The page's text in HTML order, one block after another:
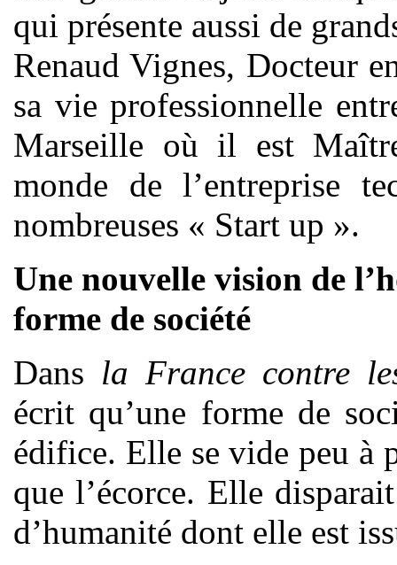
qui présente aussi de
Renaud Vignes, Docteur
sa vie professionnelle
Marseille où il est
monde de l’entreprise
nombreuses « Start up ».
Une nouvelle vision de
forme de société
Dans la France contre
écrit qu’une forme de
édifice. Elle se vide peu à
que l’écorce. Elle
d’humanité dont elle est